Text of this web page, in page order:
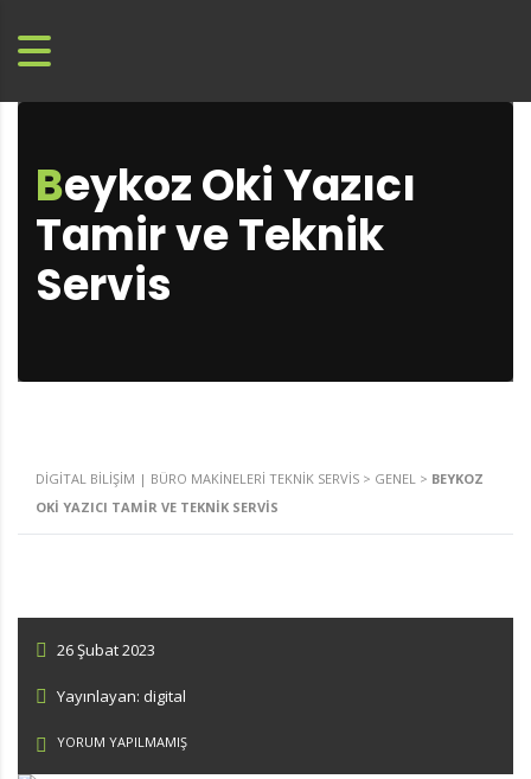
Beykoz Oki Yazıcı
Tamir ve Teknik
Servis
DIGITAL BILIŞIM | BÜRO MAKINELERI TEKNIK SERVIS > GENEL > BEYKOZ
OKI YAZICI TAMIR VE TEKNIK SERVIS
26 Şubat 2023
Yayınlayan: digital
YORUM YAPILMAMIŞ